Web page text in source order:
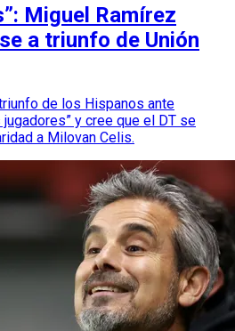
Miguel Ramírez
a triunfo de Unión
de los Hispanos ante
y cree que el DT se
a Milovan Celis.